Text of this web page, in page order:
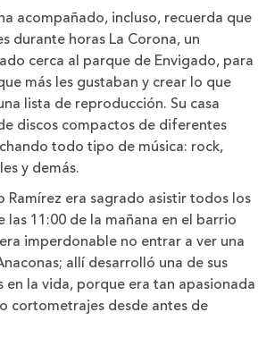
acompañado, incluso, recuerda que
durante horas La Corona, un
cerca al parque de Envigado, para
más les gustaban y crear lo que
lista de reproducción. Su casa
discos compactos de diferentes
todo tipo de música: rock,
y demás.
Ramírez era sagrado asistir todos los
las 11:00 de la mañana en el barrio
imperdonable no entrar a ver una
allí desarrolló una de sus
en la vida, porque era tan apasionada
cortometrajes desde antes de